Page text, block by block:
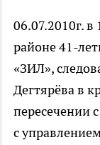
06.07.2010г.
районе 41-
«ЗИЛ»,
Дегтярёва в
пересечении
с